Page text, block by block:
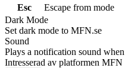
Esc
Escape from mode
Dark Mode
Set dark mode to MFN.se
Sound
Plays a notification sound
Intresserad av platformen